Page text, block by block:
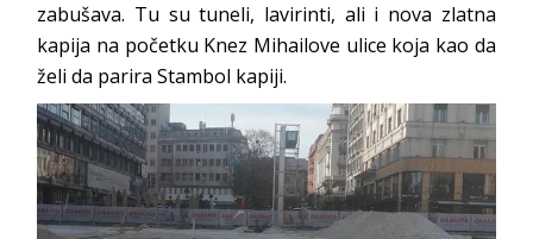
zabušava. Tu su tuneli, lavirinti, ali i nova zlatna
kapija na početku Knez Mihailove ulice koja kao da
želi da parira Stambol kapiji.